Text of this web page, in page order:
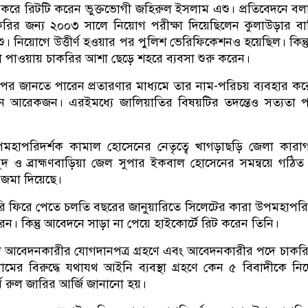
রিটটি করেন ভুক্তভোগী জহিরুল ইসলাম এশু। প্রতিবেদনে
জন্য ২০০৩ সালে নিয়োগ পরীক্ষা দিয়েছিলেন কুলাউড়ার
উত্তীর্ণ হওয়ার পর পুলিশ ভেরিফিকেশনও হয়েছিল।
চাকরির আশা ছেড়ে শহরে ব্যবসা শুরু করেন।
জানতে পারেন প্রতারণার মাধ্যমে তার নাম-পরিচয় ব্যবহার
আরেকজন। এরইমধ্যে জালিয়াতির বিষয়টির তদন্তেও সত্যতা
কামাল হোসেনের নেতৃত্বে খাগড়াছড়ি জেলা
ও ব্রাহ্মণবাড়িয়া জেল সুপার ইকবাল হোসেনের সমন্বয়ে গঠিত
দিয়েছে।
পেতে চলতি বছরের জানুয়ারিতে সিলেটের কারা
কিন্তু আবেদনে সাড়া না পেয়ে হাইকোর্টে রিট করেন তিনি।
আবেদনকারীর যোগদানপত্র গ্রহণে এবং আবেদনকারীর পদে
বিরুদ্ধে যথাযথ আইনি ব্যবস্থা গ্রহণে কেন ৫ বিবাদীকে
রুল জারির আর্জি জানানো হয়।